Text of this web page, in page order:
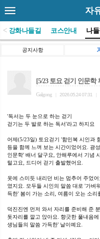
자
<)강화나들길 코스안내 나
공지사항
[5/23 토요 걷기 인문학
Galgong 2026.05.24 07:31
'독서는 두 눈으로 하는 걷기
걷기는 두 발로 하는 독서'라고 하지요
어제(5/23일) 토요걷기 '함민복 시인과
등을 함께 느껴 보는 시간이었어요. 광
인문학' 배너 달구요, 안해루에서 기념
털고요, 드디어 걷기 출발했어요.
옷에 스미듯 내리던 비는 멈추어 주었
였지요. 모두들 시인의 말씀 대로 '가벼
득한' 봄이 가는 소리, 여름이 오는 소리
덕진진엔 먼저 와서 자리를 준비해 준
돗자리를 깔고 앉아요. 향긋한 풀내음
생님들의 말씀 가득한' 날이예요.